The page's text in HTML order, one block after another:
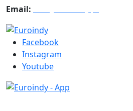
Email:
Facebook
Instagram
Youtube